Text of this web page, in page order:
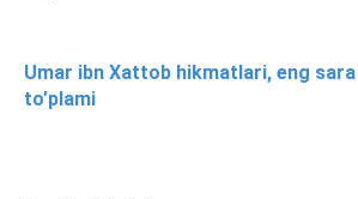
Umar ibn Xattob hikmatlari, eng
to’plami